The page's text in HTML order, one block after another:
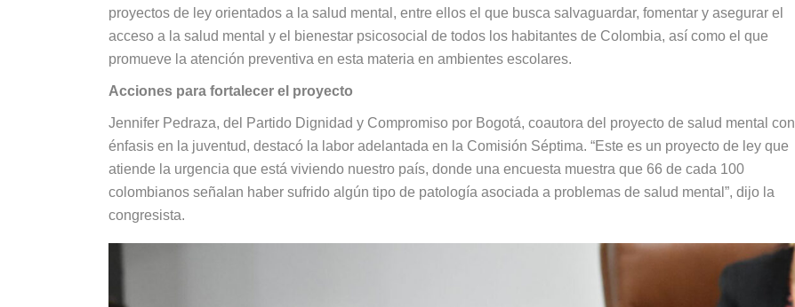
proyectos de ley orientados a la salud mental, entre ellos el que busca salvaguardar, fomentar y asegurar el
acceso a la salud mental y el bienestar psicosocial de todos los habitantes de Colombia, así como el que
promueve la atención preventiva en esta materia en ambientes escolares.
Acciones para fortalecer el proyecto
Jennifer Pedraza, del Partido Dignidad y Compromiso por Bogotá, coautora del proyecto de salud mental con
énfasis en la juventud, destacó la labor adelantada en la Comisión Séptima. “Este es un proyecto de ley que
atiende la urgencia que está viviendo nuestro país, donde una encuesta muestra que 66 de cada 100
colombianos señalan haber sufrido algún tipo de patología asociada a problemas de salud mental”, dijo la
congresista.